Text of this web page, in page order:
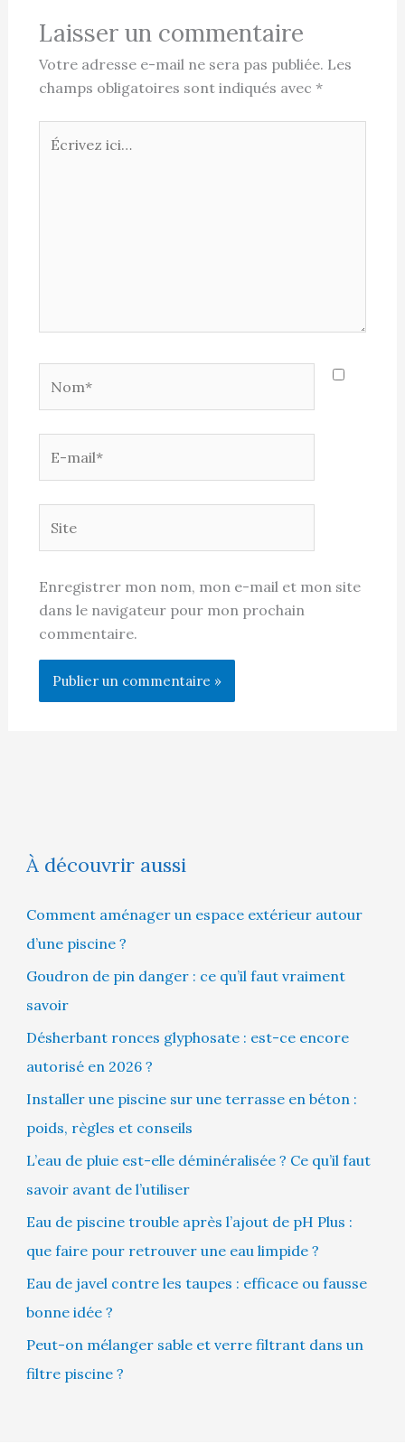
Laisser un commentaire
Votre adresse e-mail ne sera pas publiée. Les
champs obligatoires sont indiqués avec *
Écrivez
ici…
mail*
Enregistrer mon nom, mon e-mail et mon site
dans le navigateur pour mon prochain
commentaire.
À découvrir aussi
Comment aménager un espace extérieur autour
d’une piscine ?
Goudron de pin danger : ce qu’il faut vraiment
savoir
Désherbant ronces glyphosate : est-ce encore
autorisé en 2026 ?
Installer une piscine sur une terrasse en béton :
poids, règles et conseils
L’eau de pluie est-elle déminéralisée ? Ce qu’il faut
savoir avant de l’utiliser
Eau de piscine trouble après l’ajout de pH Plus :
que faire pour retrouver une eau limpide ?
Eau de javel contre les taupes : efficace ou fausse
bonne idée ?
Peut-on mélanger sable et verre filtrant dans un
filtre piscine ?